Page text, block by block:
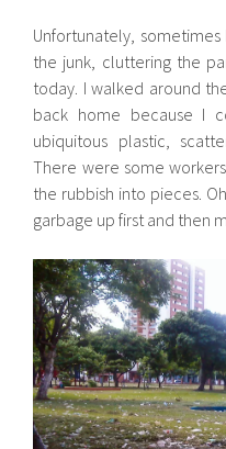
Unfortunately,
the junk, cluttering the
today. I walked around
back home because I
ubiquitous plastic,
There were some
the rubbish into pieces.
garbage up first and then